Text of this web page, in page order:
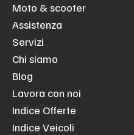
Moto & scooter
Assistenza
Servizi
Chi siamo
Blog
Lavora con noi
Indice Offerte
Indice Veicoli